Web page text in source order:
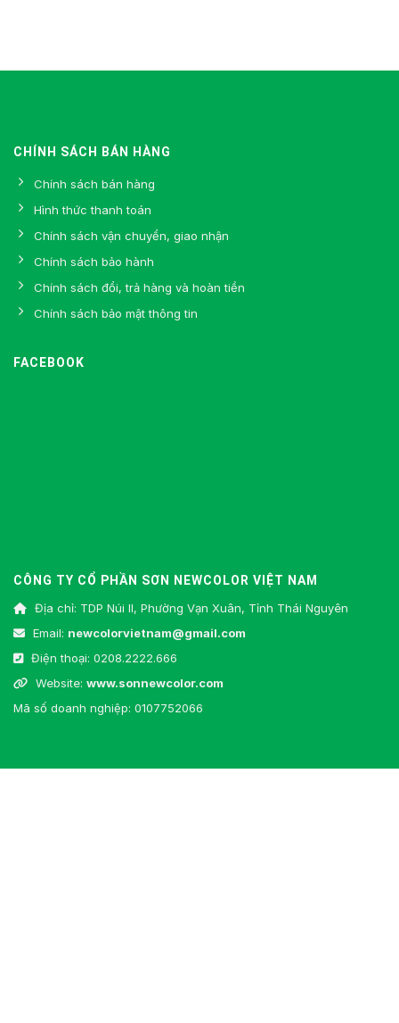
CHÍNH SÁCH BÁN HÀNG
Chính sách bán hàng
Hình thức thanh toán
Chính sách vận chuyển, giao nhận
Chính sách bảo hành
Chính sách đổi, trả hàng và hoàn tiền
Chính sách bảo mật thông tin
FACEBOOK
CÔNG TY CỔ PHẦN SƠN NEWCOLOR VIỆT NAM
Địa chỉ: TDP Núi II, Phường Vạn Xuân, Tỉnh Thái Nguyên
Email: newcolorvietnam@gmail.com
Điện thoại: 0208.2222.666
Website: www.sonnewcolor.com
Mã số doanh nghiệp: 0107752066